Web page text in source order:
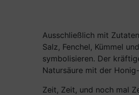
Ausschließlich mit
Salz, Fenchel, Kümmel
symbolisieren. Der
Natursäure mit der
Zeit, Zeit, und noch mal